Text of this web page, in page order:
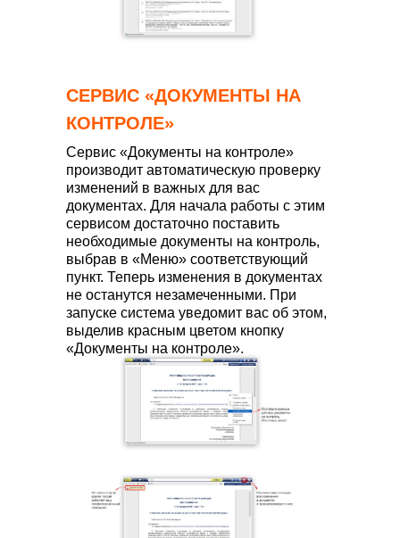
СЕРВИС «ДОКУМЕНТЫ НА
КОНТРОЛЕ»
Сервис «Документы на контроле»
производит автоматическую проверку
изменений в важных для вас
документах. Для начала работы с этим
сервисом достаточно поставить
необходимые документы на контроль,
выбрав в «Меню» соответствующий
пункт. Теперь изменения в документах
не останутся незамеченными. При
запуске система уведомит вас об этом,
выделив красным цветом кнопку
«Документы на контроле».